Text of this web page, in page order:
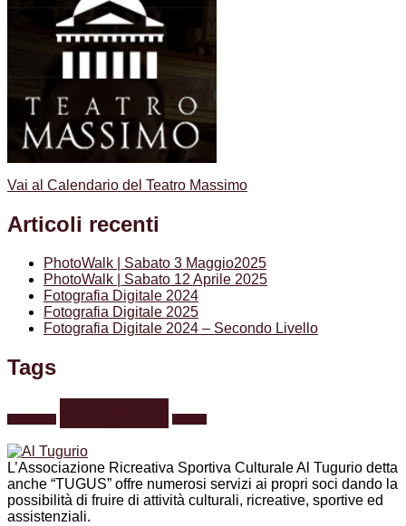
Vai al Calendario del Teatro Massimo
Articoli recenti
PhotoWalk | Sabato 3 Maggio2025
PhotoWalk | Sabato 12 Aprile 2025
Fotografia Digitale 2024
Fotografia Digitale 2025
Fotografia Digitale 2024 – Secondo Livello
Tags
L’Associazione Ricreativa Sportiva Culturale Al Tugurio detta
anche “TUGUS” offre numerosi servizi ai propri soci dando la
possibilità di fruire di attività culturali, ricreative, sportive ed
assistenziali.